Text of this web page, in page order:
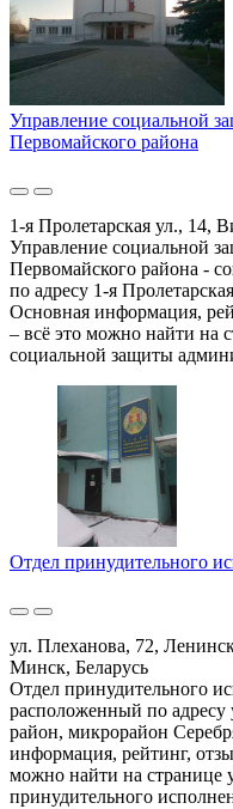
Управление социальной
Первомайского района
1-я Пролетарская ул., 14,
Управление социальной
Первомайского района -
по адресу 1-я
Основная информация,
– всё это можно найти на
социальной защиты
Отдел принудительного
ул. Плеханова, 72,
Минск, Беларусь
Отдел принудительного
расположенный по
район, микрорайон
информация, рейтинг,
можно найти на странице
принудительного